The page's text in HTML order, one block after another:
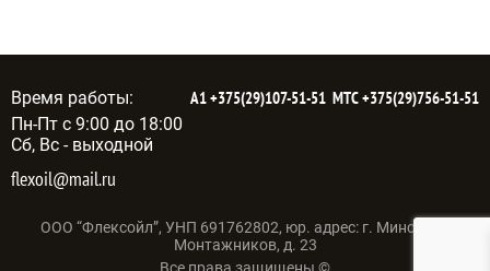
flexoil@mail.ru
Время работы:
Пн-Пт с 9:00 до 18:00
Сб, Вс - выходной
А1+375(29)107-51-51 МТС+375(29)756-51-51
ООО “Флексойл”, УНП 691762802, юр. адрес: г. Минск, ул.
Монтажников, д. 23
Все права защищены ©